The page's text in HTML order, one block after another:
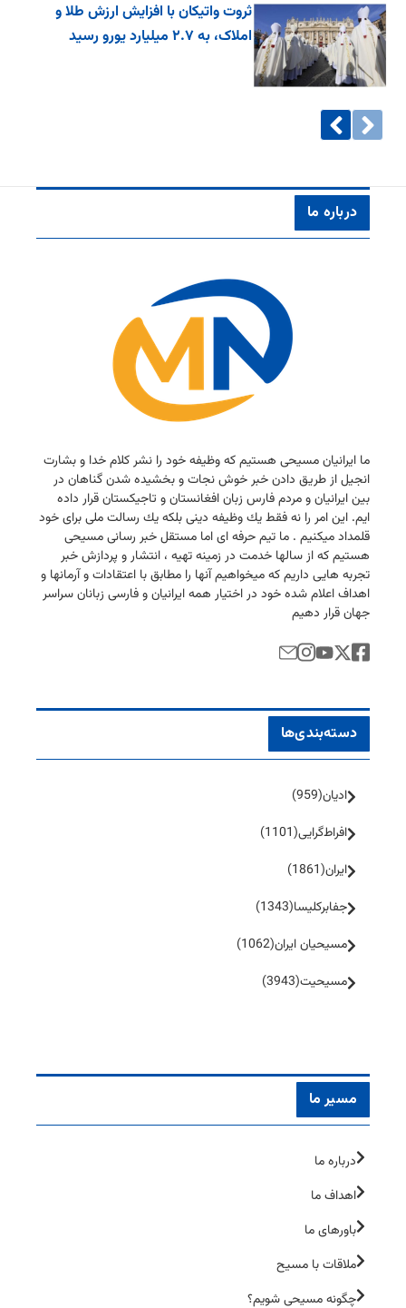
ثروت واتیکان با افزایش ارزش طلا و
املاک، به ۲.۷ میلیارد یورو رسید
درباره ما
ما ایرانیان مسیحی هستیم كه وظیفه خود را نشر كلام خدا و بشارت
انجیل از طریق دادن خبر خوش نجات و بخشیده شدن گناهان در
بین ایرانیان و مردم فارس زبان افغانستان و تاجیكستان قرار داده
ایم. این امر را نه فقط یك وظیفه دینی بلكه یك رسالت ملی برای خود
قلمداد میكنیم . ما تیم حرفه ای اما مستقل خبر رسانی مسیحی
هستیم كه از سالها خدمت در زمینه تهیه ، انتشار و پردازش خبر
تجربه هایی داریم كه میخواهیم آنها را مطابق با اعتقادات و آرمانها و
اهداف اعلام شده خود در اختیار همه ایرانیان و فارسی زبانان سراسر
جهان قرار دهیم
دسته‌بندی‌ها
ادیان(959)
افراط‌گرایی(1101)
ایران(1861)
جفا‌بر‌کلیسا(1343)
مسیحیان ایران(1062)
مسیحیت(3943)
مسیر ما
درباره ما
اهداف ما
باورهای ما
ملاقات با مسیح
چگونه مسیحی شویم؟